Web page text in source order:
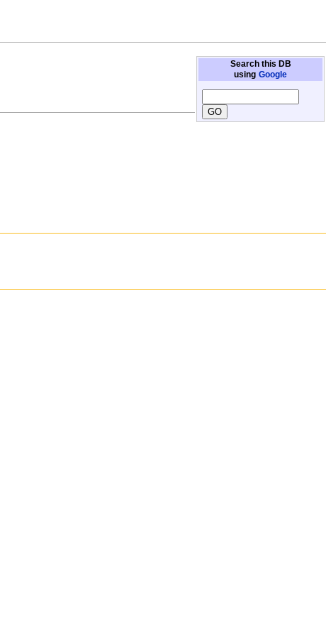
Search this DB
using Google